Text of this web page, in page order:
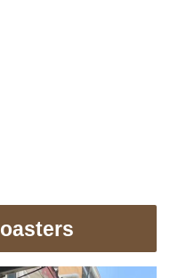
のやり方
初心者〜プ